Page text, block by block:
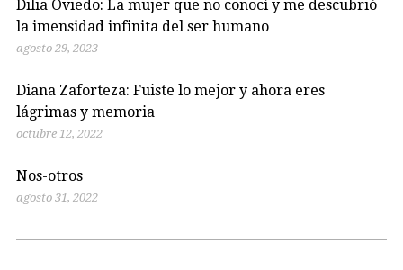
Dilia Oviedo: La mujer que no conocí y me descubrió
la imensidad infinita del ser humano
agosto 29, 2023
Diana Zaforteza: Fuiste lo mejor y ahora eres
lágrimas y memoria
octubre 12, 2022
Nos-otros
agosto 31, 2022